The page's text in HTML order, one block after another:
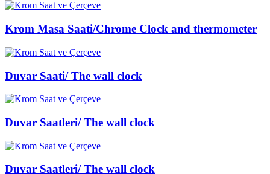
Krom Masa Saati/Chrome Clock and thermometer
Duvar Saati/ The wall clock
Duvar Saatleri/ The wall clock
Duvar Saatleri/ The wall clock